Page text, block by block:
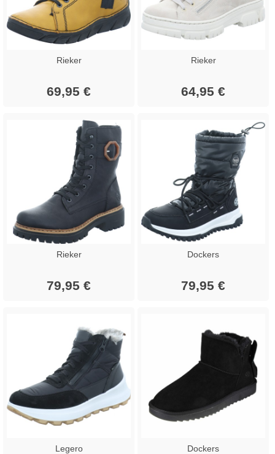
Rieker
69,95 €
Rieker
64,95 €
Rieker
79,95 €
Dockers
79,95 €
Legero Dockers